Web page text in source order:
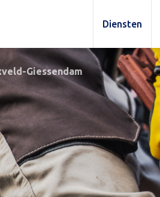
Diensten
Giessendam